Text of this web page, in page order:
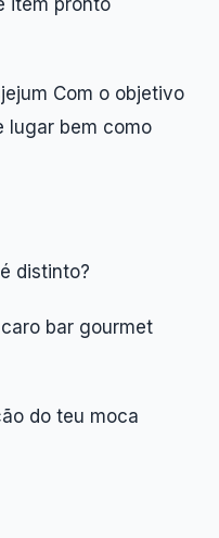
item pronto
Com o objetivo
lugar bem como
distinto?
bar gourmet
do teu moca